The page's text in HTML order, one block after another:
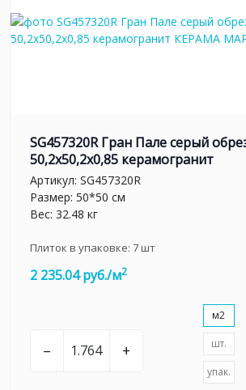
SG457320R Гран Пале серый
50,2x50,2x0,85 керамогранит
Артикул: SG457320R
Размер: 50*50 см
Вес: 32.48 кг
Плиток в упаковке: 7шт
2 235.04 руб./м2
– +
м2
шт.
упак.